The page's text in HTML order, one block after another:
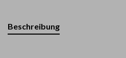
Beschreibung